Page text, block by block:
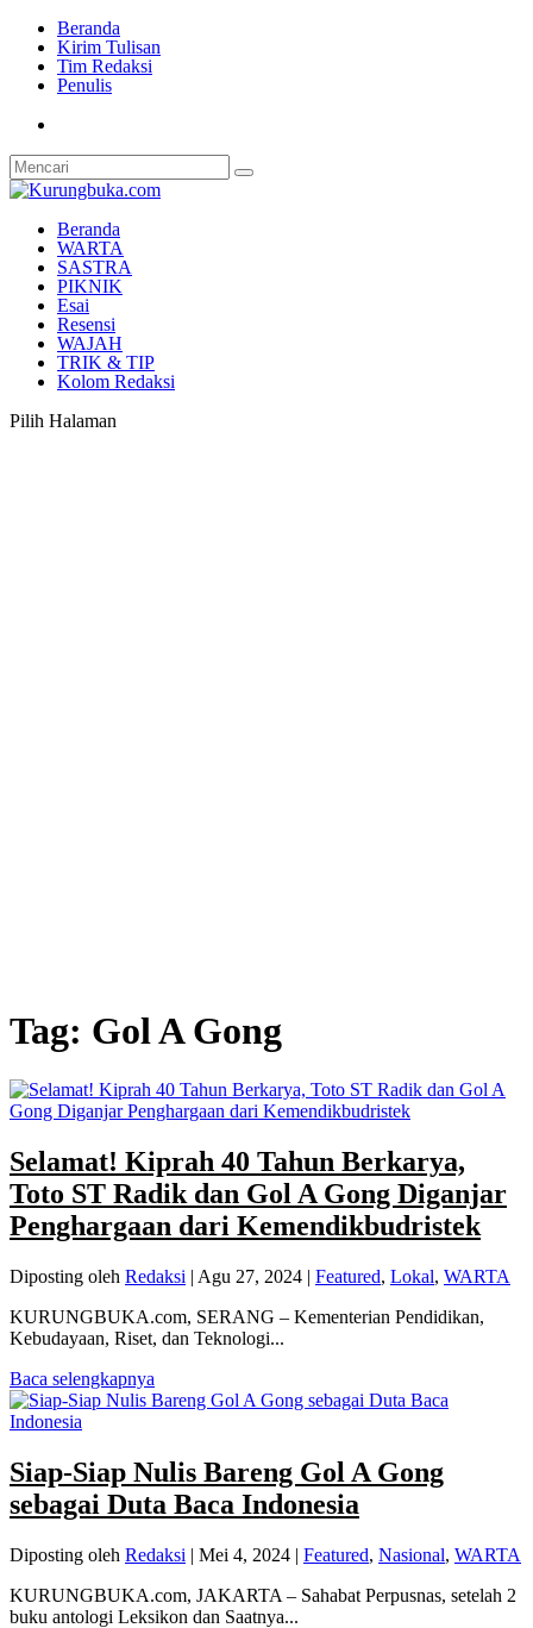
Beranda
Kirim Tulisan
Tim Redaksi
Penulis
Beranda
WARTA
SASTRA
PIKNIK
Esai
Resensi
WAJAH
TRIK & TIP
Kolom Redaksi
Pilih Halaman
Tag: Gol A Gong
Selamat! Kiprah 40 Tahun Berkarya,
Toto ST Radik dan Gol A Gong Diganjar
Penghargaan dari Kemendikbudristek
Diposting oleh Redaksi | Agu 27, 2024 | Featured, Lokal, WARTA
KURUNGBUKA.com, SERANG – Kementerian Pendidikan,
Kebudayaan, Riset, dan Teknologi...
Baca selengkapnya
Siap-Siap Nulis Bareng Gol A Gong
sebagai Duta Baca Indonesia
Diposting oleh Redaksi | Mei 4, 2024 | Featured, Nasional, WARTA
KURUNGBUKA.com, JAKARTA – Sahabat Perpusnas, setelah 2
buku antologi Leksikon dan Saatnya...